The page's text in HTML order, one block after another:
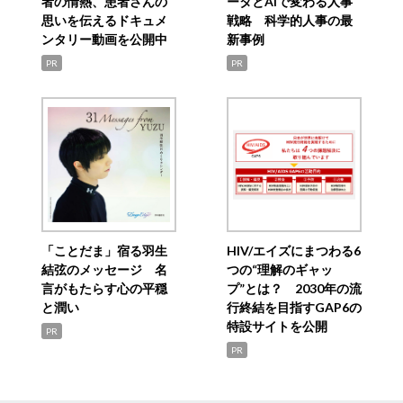
思いを伝えるドキュメ
ンタリー動画を公開中
PR
戦略 科学的人事の最
新事例
PR
「ことだま」宿る羽生
結弦のメッセージ 名
言がもたらす心の平穏
と潤い
PR
HIV/エイズにまつわる6
つの“理解のギャッ
プ”とは？ 2030年の流
行終結を目指すGAP6の
特設サイトを公開
PR